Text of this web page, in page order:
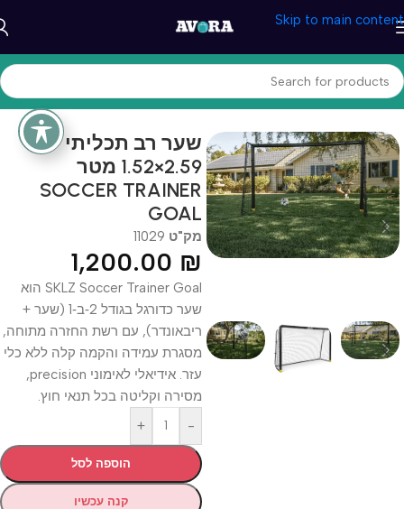
Skip to main content
עמוד הבית/ספורט וכושר/כדורגל
שער רב תכליתי
2.59×1.52 מטר
SOCCER TRAINER
GOAL
מק"ט 11029
1,200.00 ₪
SKLZ Soccer Trainer Goal הוא
שער כדורגל בגודל 2‑ב‑1 (שער +
ריבאונדר), עם רשת החזרה מתוחה,
מסגרת עמידה והקמה קלה ללא כלי
עזר. אידיאלי לאימוני precision,
מסירה וקליטה בכל תנאי חוץ.
-
+
הוספה לסל
קנה עכשיו